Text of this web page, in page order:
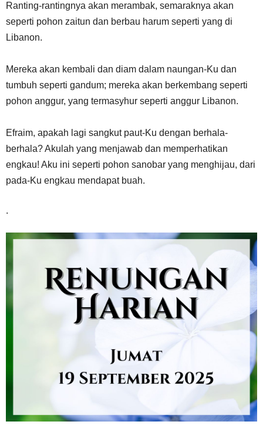
Ranting-rantingnya akan merambak, semaraknya akan
seperti pohon zaitun dan berbau harum seperti yang di
Libanon.
Mereka akan kembali dan diam dalam naungan-Ku dan
tumbuh seperti gandum; mereka akan berkembang seperti
pohon anggur, yang termasyhur seperti anggur Libanon.
Efraim, apakah lagi sangkut paut-Ku dengan berhala-
berhala? Akulah yang menjawab dan memperhatikan
engkau! Aku ini seperti pohon sanobar yang menghijau, dari
pada-Ku engkau mendapat buah.
.